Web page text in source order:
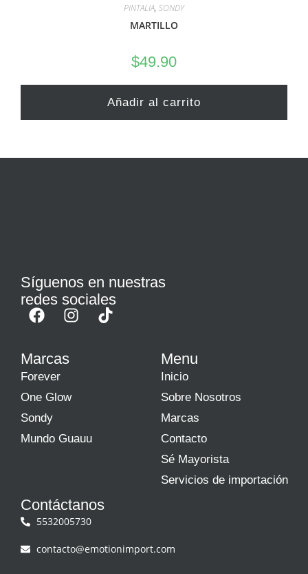
PINTALIA, SONDY
MARTILLO
$49.90
Añadir al carrito
Síguenos en nuestras
redes sociales
Marcas
Forever
One Glow
Sondy
Mundo Guauu
Menu
Inicio
Sobre Nosotros
Marcas
Contacto
Sé Mayorista
Servicios de importación
Contáctanos
5532005730
contacto@emotionimport.com